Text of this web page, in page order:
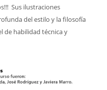
Sus ilustraciones
del estilo y la filosofía
de habilidad técnica y